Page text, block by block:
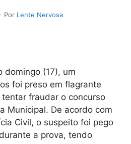
Por Lente Nervosa
domingo (17), um
foi preso em flagrante
tentar fraudar o concurso
Municipal. De acordo com
Civil, o suspeito foi pego
a prova, tendo